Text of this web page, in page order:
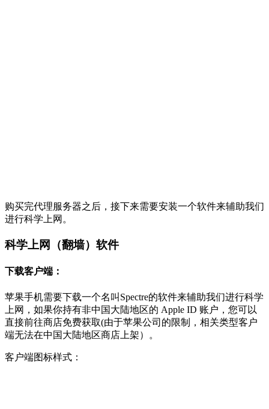
购买完代理服务器之后，接下来需要安装一个软件来辅助我们
进行科学上网。
科学上网（翻墙）软件
下载客户端：
苹果手机需要下载一个名叫Spectre的软件来辅助我们进行科学
上网，如果你持有非中国大陆地区的 Apple ID 账户，您可以
直接前往商店免费获取(由于苹果公司的限制，相关类型客户
端无法在中国大陆地区商店上架）。
客户端图标样式：